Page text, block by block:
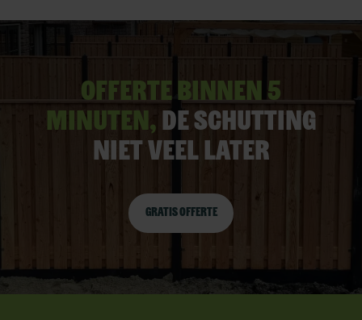
Offerte binnen 5
minuten, De schutting
niet veel later
Gratis offerte